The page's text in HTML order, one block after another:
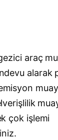
araç
alarak
çok işlemi